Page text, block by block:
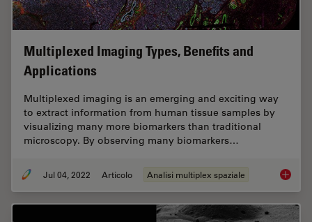
Multiplexed Imaging Types, Benefits and
Applications
Multiplexed imaging is an emerging and exciting way
to extract information from human tissue samples by
visualizing many more biomarkers than traditional
microscopy. By observing many biomarkers…
Jul 04, 2022 Articolo Analisi multiplex spaziale